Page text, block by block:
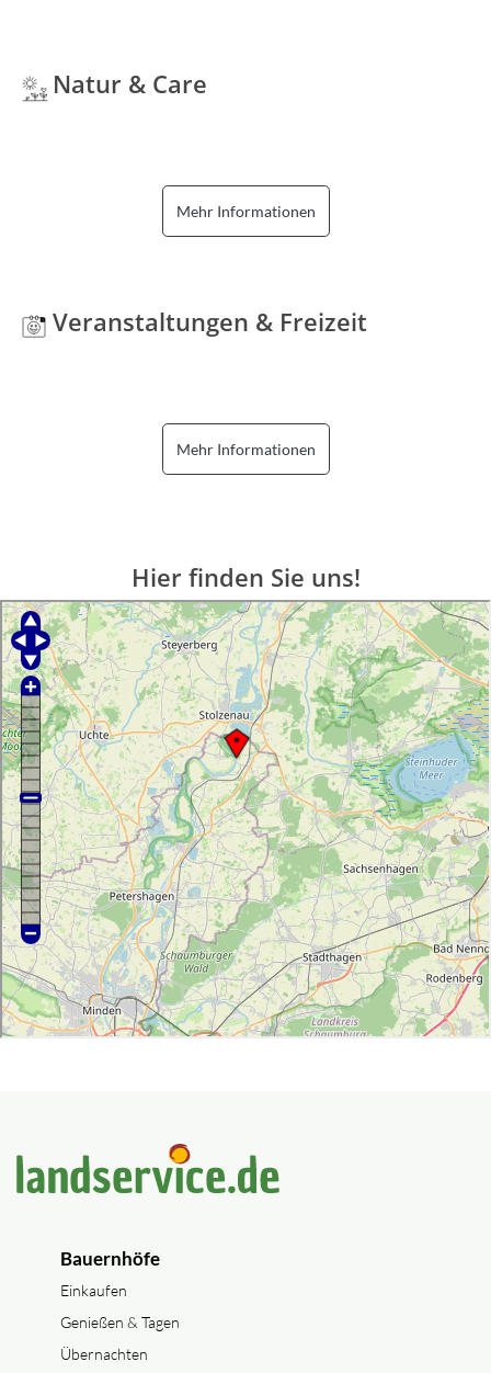
Natur & Care
Mehr Informationen
Veranstaltungen & Freizeit
Mehr Informationen
Hier finden Sie uns!
Bauernhöfe
Einkaufen
Genießen & Tagen
Übernachten